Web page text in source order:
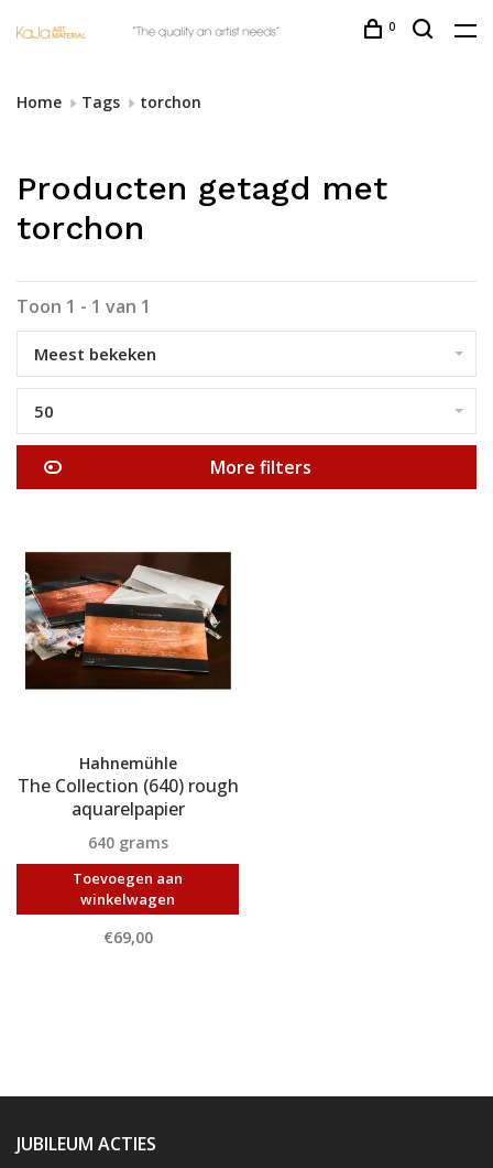
0
Home Tags torchon
Producten getagd met
torchon
Toon 1 - 1 van 1
Meest bekeken
50
More filters
Hahnemühle
The Collection (640) rough
aquarelpapier
640 grams
Toevoegen aan
winkelwagen
€69,00
JUBILEUM ACTIES